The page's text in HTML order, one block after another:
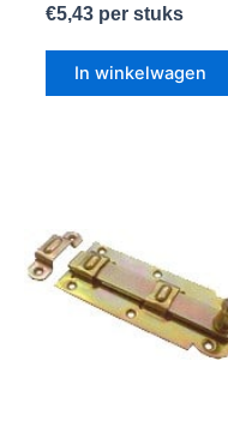
€5,43per stuks
In winkelwagen